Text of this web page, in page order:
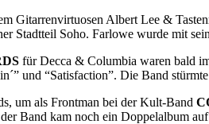
Gitarrenvirtuosen Albert Lee &
Stadtteil Soho. Farlowe wurde mit
für Decca & Columbia waren bald
und “Satisfaction”. Die Band
um als Frontman bei der Kult-Band
Band kam noch ein Doppelalbum